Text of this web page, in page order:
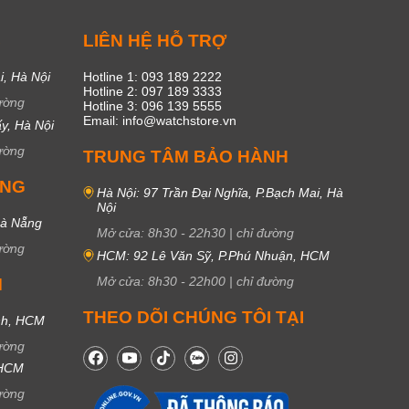
Hà Nội
Hà Nội
Nẵng
HCM
LIÊN HỆ HỖ TRỢ
Hotline 1: 093 189 2222
Hotline 2: 097 189 3333
Hotline 3: 096 139 5555
Email: info@watchstore.vn
TRUNG TÂM BẢO HÀNH
Hà Nội: 97 Trần Đại Nghĩa, P.Bạch Mai, Hà
Nội
Mở cửa: 8h30 - 22h30 | chỉ đường
HCM: 92 Lê Văn Sỹ, P.Phú Nhuận, HCM
Mở cửa: 8h30 - 22h00 | chỉ đường
THEO DÕI CHÚNG TÔI TẠI